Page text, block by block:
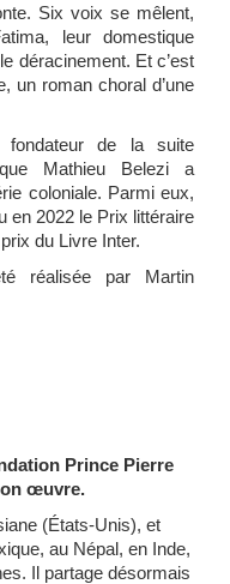
Six voix se mêlent,
leur domestique
déracinement. Et c’est
un roman choral d’une
de la suite
Mathieu Belezi a
coloniale. Parmi eux,
en 2022 le Prix littéraire
du Livre Inter.
réalisée par Martin
Prince Pierre
œuvre.
(États-Unis), et
au Népal, en Inde,
Il partage désormais